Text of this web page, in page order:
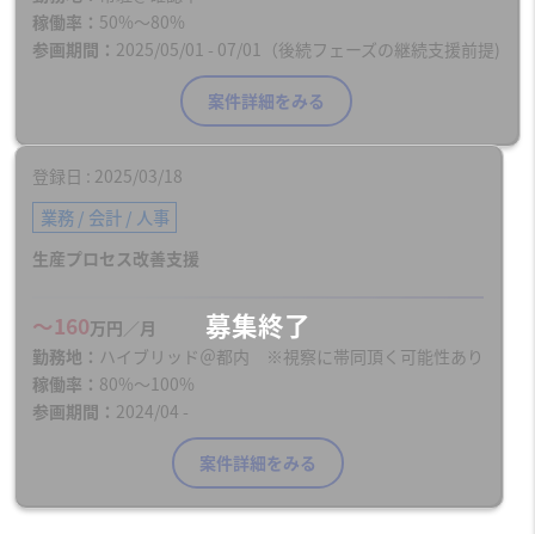
稼働率
50%〜80%
参画期間
2025/05/01 - 07/01（後続フェーズの継続支援前提)
案件詳細をみる
登録日 2025/03/18
業務 / 会計 / 人事
生産プロセス改善支援
〜160万円／月
勤務地
ハイブリッド＠都内 ※視察に帯同頂く可能性あり
稼働率
80%〜100%
参画期間
2024/04 -
案件詳細をみる